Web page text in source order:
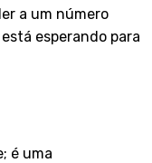
a um número
esperando para
é uma